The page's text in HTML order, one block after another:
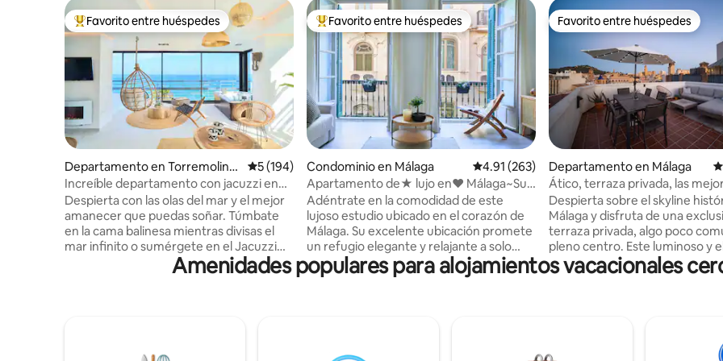
De los mejores en Favorito entre huéspedes
Favorito entre huéspedes
Departamento en Torremolino
s
Calificación promedio: 5 de 5; 194 evaluaciones
5 (194)
Increíble departamento con jacuzzi en
Savanna Beach
Despierta con las olas del mar y el mejor
amanecer que puedas soñar. Túmbate
en la cama balinesa mientras divisas el
mar infinito o sumérgete en el Jacuzzi
climatizado mientras te tomas una copa
de cava. El Savanna Beach está pensado
todo lujo de detalles. Decorado en un
De los mejores en Favorito entre huéspedes
Favorito entre huéspedes
Condominio en Málaga Calificación promedio: 4.91 de 5; 263
4.91 (263)
Apartamento de★ lujo en♥ Málaga~Su
Casa Away
Adéntrate en la comodidad de este
lujoso estudio ubicado en el corazón de
Málaga. Su excelente ubicación promete
un refugio elegante y relajante a solo
unos pasos del principal mercado local,
lugares de interés histórico, cafés con
lista de servicios te dejarán asombrado.
Favorito entre huéspedes
Favorito entre huéspedes
Departamento en Málaga
Ático, terraza privada, las
de Málaga.
Despierta sobre el skyline
Málaga y disfruta de una
terraza privada, algo poco
pleno centro. Este luminoso y elegante
ático combina el encanto
confort moderno. La amplia
Todo lo que buscas en el
Histórico está a solo 5 minutos a
Amenidades populares para alojamientos vacacionales